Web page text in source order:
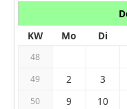
KW
Mo Di
48
49 2 3
50 9 10